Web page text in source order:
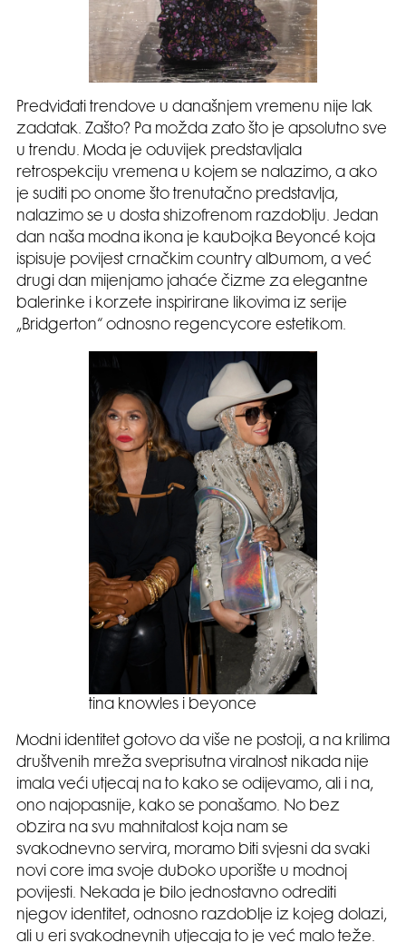
Predviđati trendove u današnjem vremenu nije lak
zadatak. Zašto? Pa možda zato što je apsolutno sve
u trendu. Moda je oduvijek predstavljala
retrospekciju vremena u kojem se nalazimo, a ako
je suditi po onome što trenutačno predstavlja,
nalazimo se u dosta shizofrenom razdoblju. Jedan
dan naša modna ikona je kaubojka Beyoncé koja
ispisuje povijest crnačkim country albumom, a već
drugi dan mijenjamo jahaće čizme za elegantne
balerinke i korzete inspirirane likovima iz serije
„Bridgerton“ odnosno regencycore estetikom.
tina knowles i beyonce
Modni identitet gotovo da više ne postoji, a na krilima
društvenih mreža sveprisutna viralnost nikada nije
imala veći utjecaj na to kako se odijevamo, ali i na,
ono najopasnije, kako se ponašamo. No bez
obzira na svu mahnitalost koja nam se
svakodnevno servira, moramo biti svjesni da svaki
novi core ima svoje duboko uporište u modnoj
povijesti. Nekada je bilo jednostavno odrediti
njegov identitet, odnosno razdoblje iz kojeg dolazi,
ali u eri svakodnevnih utjecaja to je već malo teže.